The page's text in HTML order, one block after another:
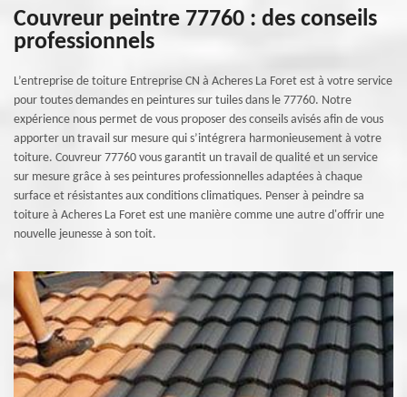
Couvreur peintre 77760 : des conseils
professionnels
L’entreprise de toiture Entreprise CN à Acheres La Foret est à votre service
pour toutes demandes en peintures sur tuiles dans le 77760. Notre
expérience nous permet de vous proposer des conseils avisés afin de vous
apporter un travail sur mesure qui s’intégrera harmonieusement à votre
toiture. Couvreur 77760 vous garantit un travail de qualité et un service
sur mesure grâce à ses peintures professionnelles adaptées à chaque
surface et résistantes aux conditions climatiques. Penser à peindre sa
toiture à Acheres La Foret est une manière comme une autre d'offrir une
nouvelle jeunesse à son toit.